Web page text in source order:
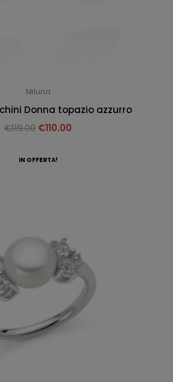
Miluna
Donna topazio azzurro
€119.00 €110.00
IN OFFERTA!